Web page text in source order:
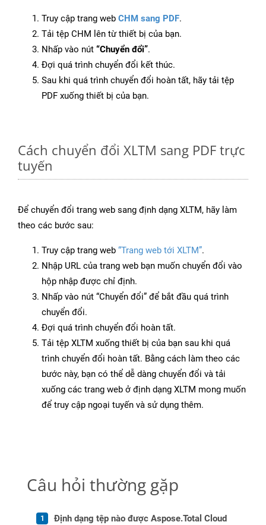
Truy cập trang web CHM sang PDF.
Tải tệp CHM lên từ thiết bị của bạn.
Nhấp vào nút “Chuyển đổi”.
Đợi quá trình chuyển đổi kết thúc.
Sau khi quá trình chuyển đổi hoàn tất, hãy tải tệp
PDF xuống thiết bị của bạn.
Cách chuyển đổi XLTM sang PDF trực
tuyến
Để chuyển đổi trang web sang định dạng XLTM, hãy làm
theo các bước sau:
Truy cập trang web “Trang web tới XLTM”.
Nhập URL của trang web bạn muốn chuyển đổi vào
hộp nhập được chỉ định.
Nhấp vào nút “Chuyển đổi” để bắt đầu quá trình
chuyển đổi.
Đợi quá trình chuyển đổi hoàn tất.
Tải tệp XLTM xuống thiết bị của bạn sau khi quá
trình chuyển đổi hoàn tất. Bằng cách làm theo các
bước này, bạn có thể dễ dàng chuyển đổi và tải
xuống các trang web ở định dạng XLTM mong muốn
để truy cập ngoại tuyến và sử dụng thêm.
Câu hỏi thường gặp
Định dạng tệp nào được Aspose.Total Cloud